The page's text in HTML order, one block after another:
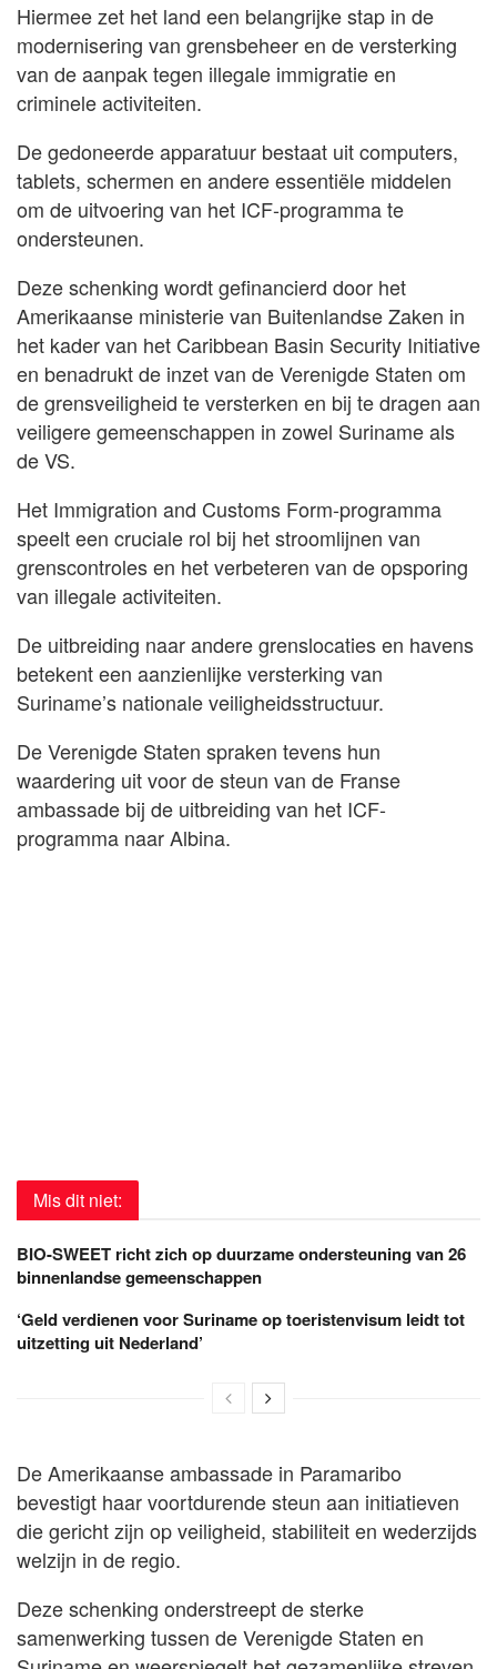
Hiermee zet het land een belangrijke stap in de
modernisering van grensbeheer en de versterking
van de aanpak tegen illegale immigratie en
criminele activiteiten.
De gedoneerde apparatuur bestaat uit computers,
tablets, schermen en andere essentiële middelen
om de uitvoering van het ICF-programma te
ondersteunen.
Deze schenking wordt gefinancierd door het
Amerikaanse ministerie van Buitenlandse Zaken in
het kader van het Caribbean Basin Security Initiative
en benadrukt de inzet van de Verenigde Staten om
de grensveiligheid te versterken en bij te dragen aan
veiligere gemeenschappen in zowel Suriname als
de VS.
Het Immigration and Customs Form-programma
speelt een cruciale rol bij het stroomlijnen van
grenscontroles en het verbeteren van de opsporing
van illegale activiteiten.
De uitbreiding naar andere grenslocaties en havens
betekent een aanzienlijke versterking van
Suriname’s nationale veiligheidsstructuur.
De Verenigde Staten spraken tevens hun
waardering uit voor de steun van de Franse
ambassade bij de uitbreiding van het ICF-
programma naar Albina.
Mis dit niet:
BIO-SWEET richt zich op duurzame ondersteuning van 26
binnenlandse gemeenschappen
‘Geld verdienen voor Suriname op toeristenvisum leidt tot
uitzetting uit Nederland’
De Amerikaanse ambassade in Paramaribo
bevestigt haar voortdurende steun aan initiatieven
die gericht zijn op veiligheid, stabiliteit en wederzijds
welzijn in de regio.
Deze schenking onderstreept de sterke
samenwerking tussen de Verenigde Staten en